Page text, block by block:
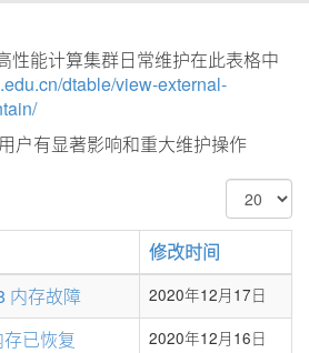
性能计算集群日常维护在此表格中
dtable/view-external-
户有显著影响和重大维护操作
每
页
显
条
数
修改时间
内存故障
2020年12月17日
已恢复 2020年12月16日